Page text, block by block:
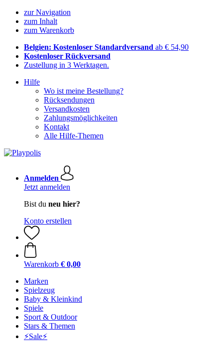
zur Navigation
zum Inhalt
zum Warenkorb
Belgien: Kostenloser Standardversand ab € 54,90
Kostenloser Rückversand
Zustellung in 3 Werktagen.
Hilfe
Wo ist meine Bestellung?
Rücksendungen
Versandkosten
Zahlungsmöglichkeiten
Kontakt
Alle Hilfe-Themen
Anmelden
Jetzt anmelden
Bist du neu hier?
Konto erstellen
Warenkorb € 0,00
Marken
Spielzeug
Baby & Kleinkind
Spiele
Sport & Outdoor
Stars & Themen
⚡️Sale⚡️